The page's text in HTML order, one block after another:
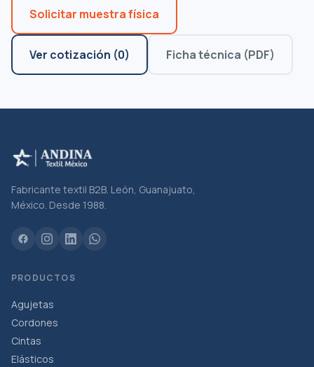
Solicitar muestra física
Ver cotización (0) Ficha técnica (PDF)
Fabricante textil B2B. León, Guanajuato,
México. Desde 1988.
PRODUCTOS
Agujetas
Cordones
Cintas
Elásticos